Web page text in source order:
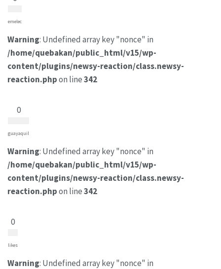
emelec
Warning: Undefined array key "nonce" in
/home/quebakan/public_html/v15/wp-
content/plugins/newsy-reaction/class.newsy-
reaction.phpon line342
0
guayaquil
Warning: Undefined array key "nonce" in
/home/quebakan/public_html/v15/wp-
content/plugins/newsy-reaction/class.newsy-
reaction.phpon line342
0
likes
Warning: Undefined array key "nonce" in